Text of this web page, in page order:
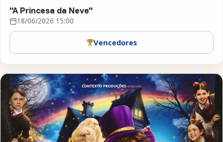
"A Princesa da Neve"
18/06/2026 15:00
Vencedores